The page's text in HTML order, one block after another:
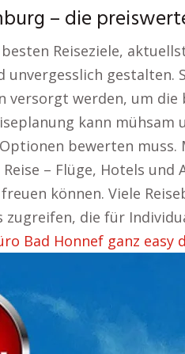
– die
Reiseziele,
unvergesslich gestalten.
werden, um die
kann mühsam
bewerten
– Flüge, Hotels
können. Viele
zugreifen, die für
Bad Honnef ganz easy